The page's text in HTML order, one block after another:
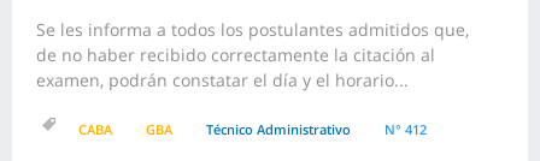
Se les informa a todos los postulantes admitidos que,
de no haber recibido correctamente la citación al
examen, podrán constatar el día y el horario...
CABA GBA Técnico Administrativo N° 412